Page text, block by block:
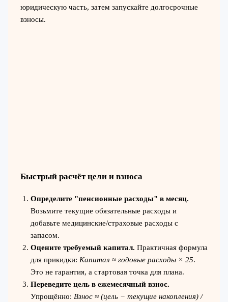
юридическую часть, затем запускайте долгосрочные
взносы.
Быстрый расчёт цели и взноса
Определите "пенсионные расходы" в месяц.
Возьмите текущие обязательные расходы и
добавьте медицинские/страховые расходы с
запасом.
Оцените требуемый капитал. Практичная формула
для прикидки: Капитал ≈ годовые расходы × 25.
Это не гарантия, а стартовая точка для плана.
Переведите цель в ежемесячный взнос.
Упрощённо: Взнос ≈ (цель − текущие накопления) /